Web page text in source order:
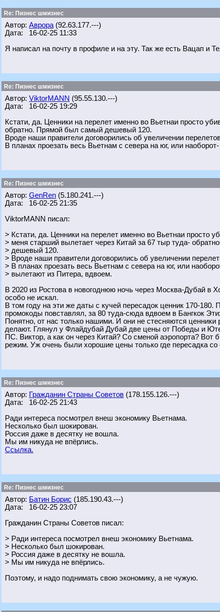
Re: Пизнес шмизнес
Автор: Аврора (92.63.177.---)
Дата: 16-02-25 11:33
Я написал на почту в профиле и на эту. Так же есть Вацап и
Re: Пизнес шмизнес
Автор: ViktorMANN (95.55.130.---)
Дата: 16-02-25 19:29
Кстати, да. Ценники на перелет именно во Вьетнаи просто
обратно. Прямой был самый дешевый 120.
Вроде наши правители договорились об увеличении
В планах проезать весь Вьетнам с севера на юг, или
Re: Пизнес шмизнес
Автор: GenRen (5.180.241.---)
Дата: 16-02-25 21:35
ViktorMANN писал:
> Кстати, да. Ценники на перелет именно во Вьетнаи просто
> меня старший вылетает через Китай за 67 тыр туда-
> дешевый 120.
> Вроде наши правители договорились об увеличении
> В планах проезать весь Вьетнам с севера на юг, или
> вылетают из Питера, вдвоем.
В 2020 из Ростова в новогоднюю ночь через Москва-Дубай
особо не искал.
В том году на эти же даты с кучей пересадок ценник 170-
промокоды повставлял, за 80 туда-сюда вдвоем в Бангкок
Понятно, от нас только нашими. И они не стесняются
делают. Глянул у Флайдубай Дубай две цены от Победы и
ПС. Виктор, а как он через Китай? Со сменой аэропорта? Вот
режим. Уж очень были хорошие цены только где пересадка
Re: Пизнес шмизнес
Автор: Гражданин Страны Советов (178.155.126.---)
Дата: 16-02-25 21:43
Ради интереса посмотрел внеш экономику Вьетнама.
Несколько был шокирован.
Россия даже в десятку не вошла.
Мы им никуда не впёрлись.
Ссылка.
Re: Пизнес шмизнес
Автор: Батин Борис (185.190.43.---)
Дата: 16-02-25 23:07
Гражданин Страны Советов писал:
> Ради интереса посмотрел внеш экономику Вьетнама.
> Несколько был шокирован.
> Россия даже в десятку не вошла.
> Мы им никуда не впёрлись.
Поэтому, и надо поднимать свою экономику, а не чужую.